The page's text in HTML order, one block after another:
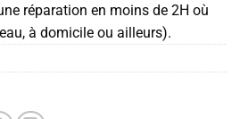
réparation en moins de 2H où
à domicile ou ailleurs).